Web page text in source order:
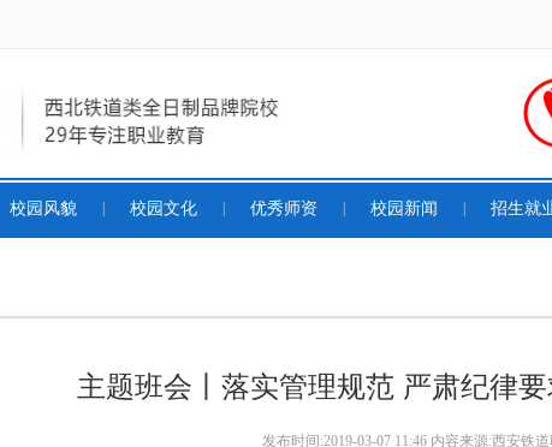
校园风貌 校园文化 优秀师资 校园新闻 招生就
主题班会丨落实管理规范 严肃纪律
发布时间 :2019-03-07 11:46内容来源:西安铁